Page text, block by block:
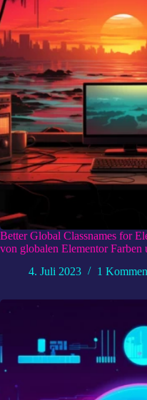
Better Global Classnames for
von globalen Elementor Farben
4. Juli 2023
1